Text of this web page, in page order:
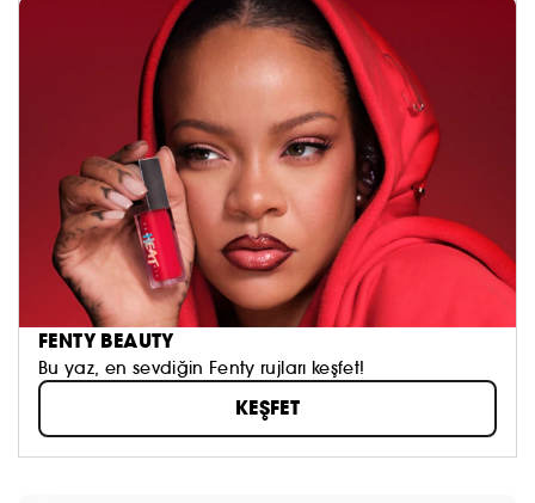
FENTY BEAUTY
Bu yaz, en sevdiğin Fenty rujları keşfet!
KEŞFET